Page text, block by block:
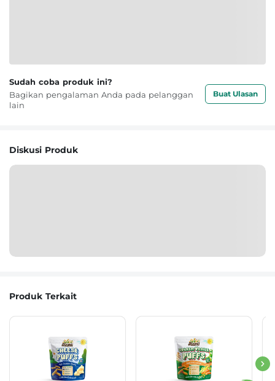
Sudah coba produk ini?
Bagikan pengalaman Anda pada pelanggan
lain
Buat Ulasan
Diskusi Produk
Produk Terkait